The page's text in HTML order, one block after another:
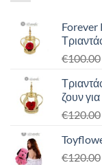
Forever
€100.00
ζουν
€120.00
€120.00